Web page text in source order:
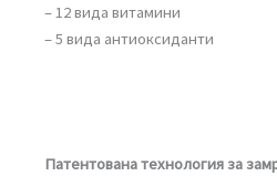
– 12 вида витамини
– 5 вида антиоксиданти
Патентована технология за